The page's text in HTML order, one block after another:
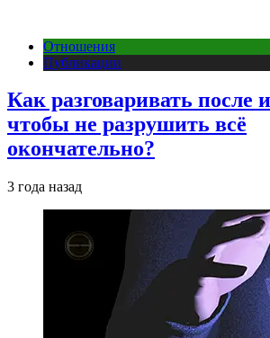
Отношения
Публикации
Как разговаривать после
чтобы не разрушить всё
окончательно?
3 года назад